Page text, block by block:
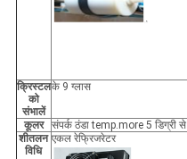
क्रिस्टल
को
संभालें
के 9 ग्लास
कूलर संपर्क ठंडा temp.more 5 डिग्री से
शीतलन
विधि
एकल रेफ्रिजरेटर